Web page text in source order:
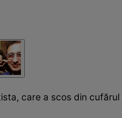
care a scos din